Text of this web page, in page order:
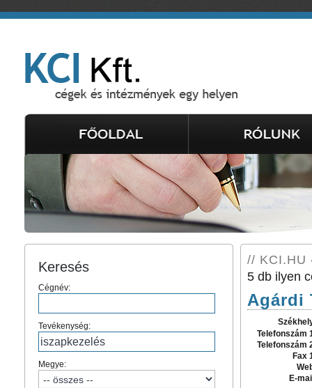
Keresés
Cégnév:
Tevékenység:
Megye:
// KCI.HU
5 db ilyen
Agárdi
Telefonszám
Telefonszám
Fax
E-